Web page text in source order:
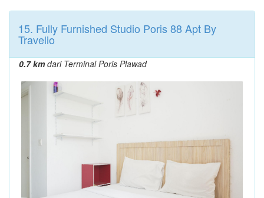
15. Fully Furnished Studio Poris 88 Apt By
Travelio
0.7 kmdari Terminal Poris Plawad